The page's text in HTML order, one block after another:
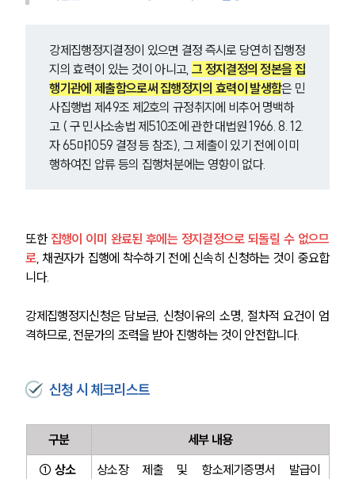
그룹소개
그룹소개
대륜의 강점
오시는 길
글로벌 파트너 로펌
고객의 소리
업무사례
법률정보
법률지식인
고객후기
업무분야
민사그룹 업무
전체
강제집행정지결정이 있으면 결정 즉시로 당연히 집행정
지의 효력이 있는 것이 아니고, 그 정지결정의 정본을 집
행기관에 제출함으로써 집행정지의 효력이 발생함은 민
사집행법 제49조 제2호의 규정취지에 비추어 명백하
고 ( 구 민사소송법 제510조에 관한 대법원 1966. 8. 12.
자 65마1059 결정 등 참조), 그 제출이 있기 전에 이미
행하여진 압류 등의 집행처분에는 영향이 없다.
또한 집행이 이미 완료된 후에는 정지결정으로 되돌릴 수 없으므
로, 채권자가 집행에 착수하기 전에 신속히 신청하는 것이 중요합
니다.
강제집행정지신청은 담보금, 신청이유의 소명, 절차적 요건이 엄
격하므로, 전문가의 조력을 받아 진행하는 것이 안전합니다.
신청 시 체크리스트
구분
세부 내용
① 상소
상소장 제출 및 항소제기증명서 발급이